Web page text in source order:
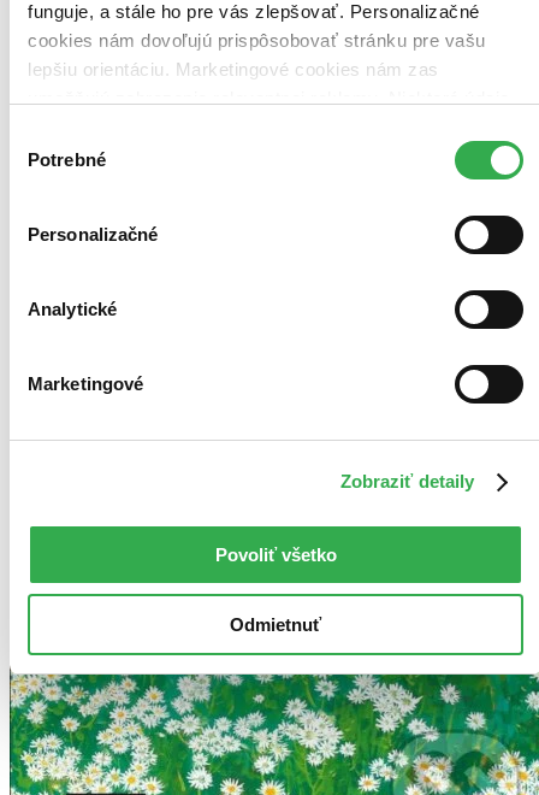
funguje, a stále ho pre vás zlepšovať. Personalizačné
cookies nám dovoľujú prispôsobovať stránku pre vašu
lepšiu orientáciu. Marketingové cookies nám zas
keby sme mohli používať všetky tieto cookies. Ďakujeme!
súhlasu
Potrebné
Personalizačné
Analytické
Marketingové
Zobraziť detaily
Povoliť všetko
Odmietnuť
Najvyššia zľava
47 produktov
Použité filtre